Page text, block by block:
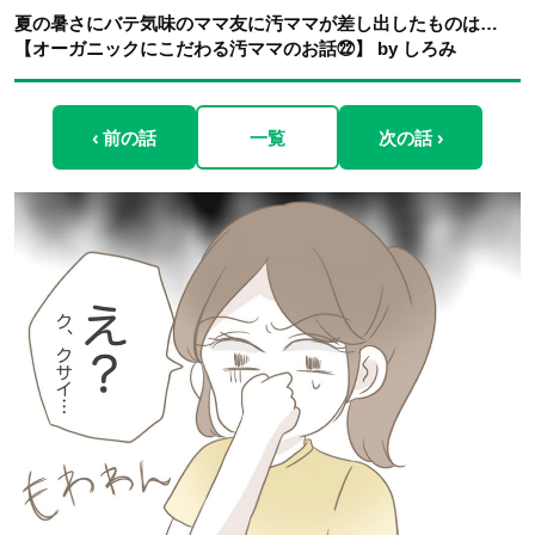
夏の暑さにバテ気味のママ友に汚ママが差し出したものは…
【オーガニックにこだわる汚ママのお話㉒】 by しろみ
‹ 前の話 一覧 次の話 ›